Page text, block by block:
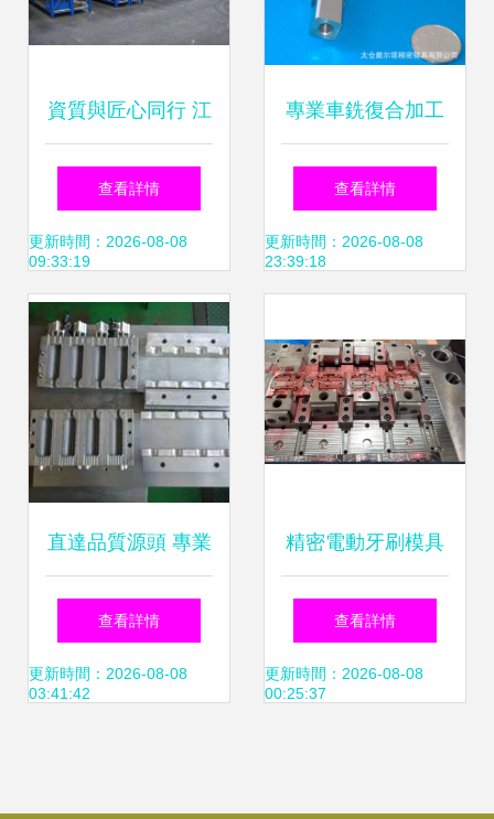
資質與匠心同行 江
蘇無錫貨架廠家源
頭直供的潛在參考
指南
查看詳情
更新時間：2026-08-08
09:33:19
專業車銑復合加工
太倉戴爾塔精密模
具如何打造不銹鋼
查看詳情
更新時間：2026-08-08
23:39:18
直達品質源頭 專業
電子燃油泵與汽油
泵的廠家直銷優勢
查看詳情
更新時間：2026-08-08
03:41:42
精密電動牙刷模具
高效生產助力產品
快速交付
查看詳情
更新時間：2026-08-08
00:25:37